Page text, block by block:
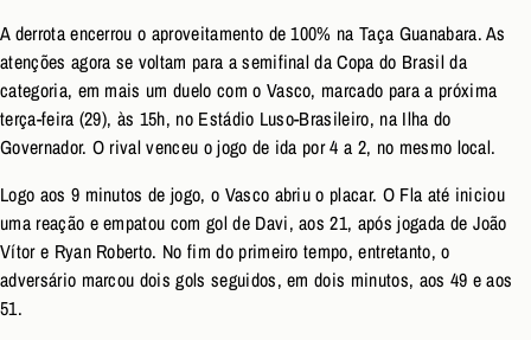
A derrota encerrou o aproveitamento de 100% na Taça Guanabara. As
atenções agora se voltam para a semifinal da Copa do Brasil da
categoria, em mais um duelo com o Vasco, marcado para a próxima
terça-feira (29), às 15h, no Estádio Luso-Brasileiro, na Ilha do
Governador. O rival venceu o jogo de ida por 4 a 2, no mesmo local.
Logo aos 9 minutos de jogo, o Vasco abriu o placar. O Fla até iniciou
uma reação e empatou com gol de Davi, aos 21, após jogada de João
Vítor e Ryan Roberto. No fim do primeiro tempo, entretanto, o
adversário marcou dois gols seguidos, em dois minutos, aos 49 e aos
51.